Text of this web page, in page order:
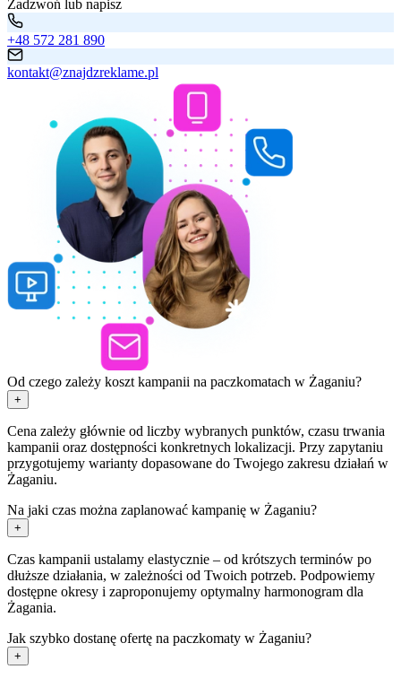
Zadzwoń lub napisz
+48 572 281 890
kontakt@znajdzreklame.pl
Od czego zależy koszt kampanii na paczkomatach w Żaganiu?
+
Cena zależy głównie od liczby wybranych punktów, czasu trwania
kampanii oraz dostępności konkretnych lokalizacji. Przy zapytaniu
przygotujemy warianty dopasowane do Twojego zakresu działań w
Żaganiu.
Na jaki czas można zaplanować kampanię w Żaganiu?
+
Czas kampanii ustalamy elastycznie – od krótszych terminów po
dłuższe działania, w zależności od Twoich potrzeb. Podpowiemy
dostępne okresy i zaproponujemy optymalny harmonogram dla
Żagania.
Jak szybko dostanę ofertę na paczkomaty w Żaganiu?
+